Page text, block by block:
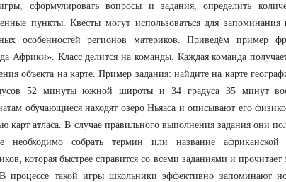
сформулировать вопросы и задания, определить
пункты. Квесты могут использоваться для запоминания
особенностей регионов материков. Приведём пример
Африки». Класс делится на команды. Каждая команда
объекта на карте. Пример задания: найдите на карте
52 минуты южной широты и 34 градуса 35 минут
обучающиеся находят озеро Ньяаса и описывают его
карт атласа. В случае правильного выполнения задания они
необходимо собрать термин или название африканской
которая быстрее справится со всеми заданиями и
процессе такой игры школьники эффективно запоминают